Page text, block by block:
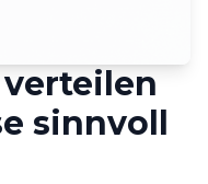
sinnvoll